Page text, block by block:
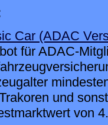
Car (ADAC
für ADAC-
und
von